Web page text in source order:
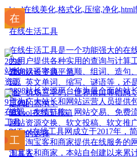
html在线美化,格式化,压缩,净化,html
在线生活工具
在线生活工具是一个功能强大的在
为用户提供各种实用的查询与计算
查询汉语字典、笔顺、组词、造句
词、英文单词、缩写、谜语等，还
地、机场三字码、世界港口等信息
足您的需求！
2898站长资源平台
2898站长资源平台作为最全面的站
于为广大站长和网站运营人员提供
资讯、友情链接、网站交易、免费
网站资源交换、软文投稿、软文推
最好的选择
91Tool在线工具箱
91Tool在线工具网成立于2017年，
门为淘宝客和商家提供在线服务的
淘宝客和商家，本站自创建以来累
工具人